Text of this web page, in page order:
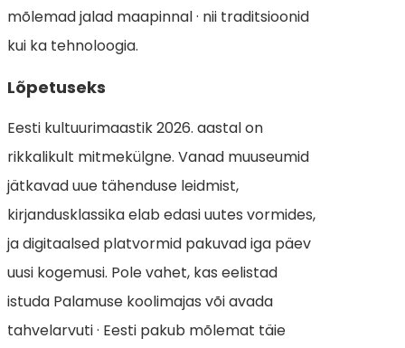
mõlemad jalad maapinnal · nii traditsioonid
kui ka tehnoloogia.
Lõpetuseks
Eesti kultuurimaastik 2026. aastal on
rikkalikult mitmekülgne. Vanad muuseumid
jätkavad uue tähenduse leidmist,
kirjandusklassika elab edasi uutes vormides,
ja digitaalsed platvormid pakuvad iga päev
uusi kogemusi. Pole vahet, kas eelistad
istuda Palamuse koolimajas või avada
tahvelarvuti · Eesti pakub mõlemat täie